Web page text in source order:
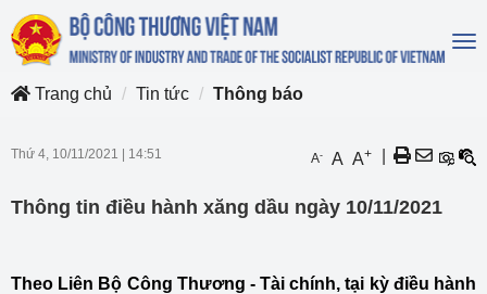
Trang chủ
Tin tức Thông báo
Thứ 4, 10/11/2021 14:51 A- A A+
Thông tin điều hành xăng dầu ngày 10/11/2021
Theo Liên Bộ Công Thương - Tài chính, tại kỳ điều hành